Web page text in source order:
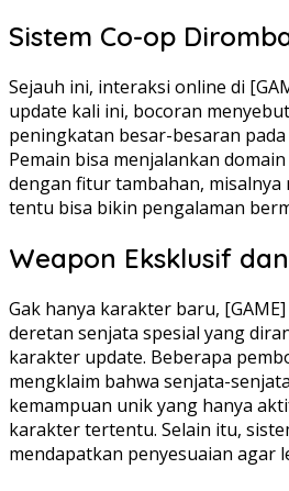
Sistem Co-op
Sejauh ini, interaksi online di
update kali ini, bocoran
peningkatan besar-besaran pada
Pemain bisa menjalankan
dengan fitur tambahan, misalnya
tentu bisa bikin pengalaman
Weapon Eksklusif
Gak hanya karakter baru,
deretan senjata spesial yang
karakter update. Beberapa
mengklaim bahwa senjata-
kemampuan unik yang hanya
karakter tertentu. Selain itu,
mendapatkan penyesuaian agar